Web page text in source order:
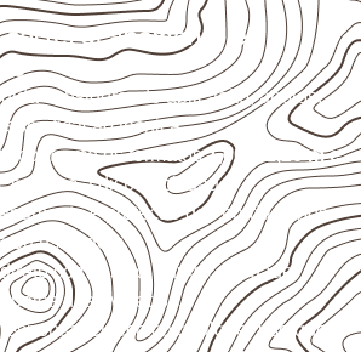
corte, acabamento e
considerando aplicação, apoios,
técnica.
conforme os formatos1,60 × 2,20 m e
, sujeitos à disponibilidade.
e proteção das bordas após
ou usinagem.
direto com o solo, chuva, umidade
desnivelados.
técnico qualquer uso que